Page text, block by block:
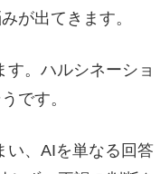
が出てきます。
。ハルシネーショ
です。
い、AIを単なる回答